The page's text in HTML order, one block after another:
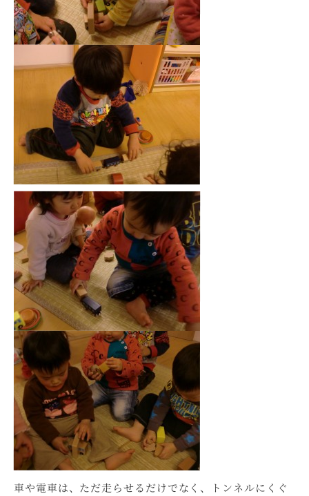
車や電車は、ただ走らせるだけでなく、トンネルにくぐ